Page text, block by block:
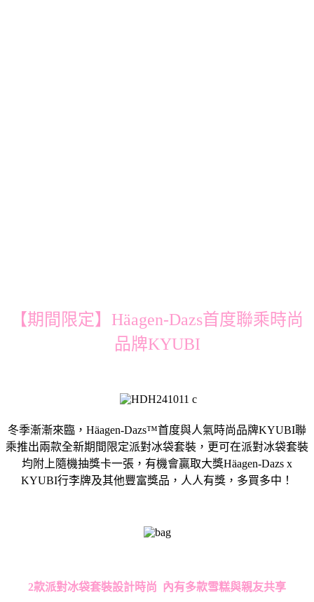
【期間限定】Häagen-Dazs首度聯乘時尚
品牌KYUBI
冬季漸漸來臨，Häagen-Dazs™首度與人氣時尚品牌KYUBI聯
乘推出兩款全新期間限定派對冰袋套裝，更可在派對冰袋套裝
均附上隨機抽獎卡一張，有機會贏取大獎Häagen-Dazs x
KYUBI行李牌及其他豐富獎品，人人有獎，多買多中！
2款派對冰袋套裝設計時尚 內有多款雪糕與親友共享